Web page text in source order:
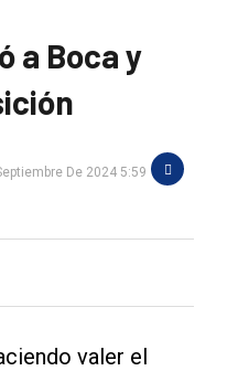
a Boca y
De 2024 5:59
valer el